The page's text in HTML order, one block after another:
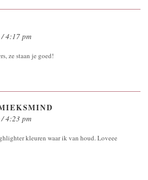
4:17 pm
ze staan je goed!
4:23 pm
kleuren waar ik van houd. Loveee